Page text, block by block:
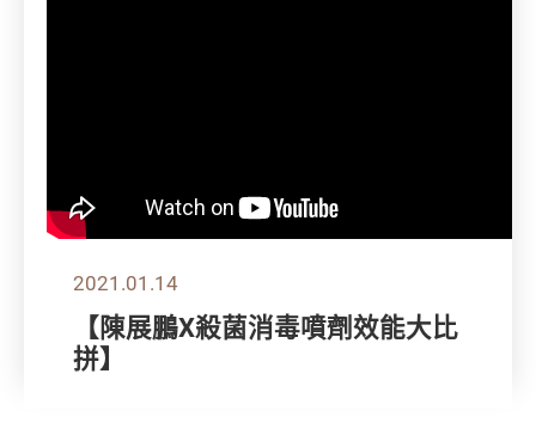
2021.01.14
【陳展鵬X殺菌消毒噴劑效能大比
拼】